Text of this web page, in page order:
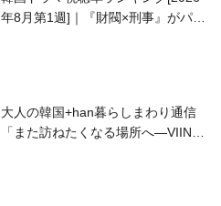
年8月第1週]｜『財閥×刑事』がパワ
大人の韓国+han暮らしまわり通信
「また訪ねたくなる場所へ―VIIN C